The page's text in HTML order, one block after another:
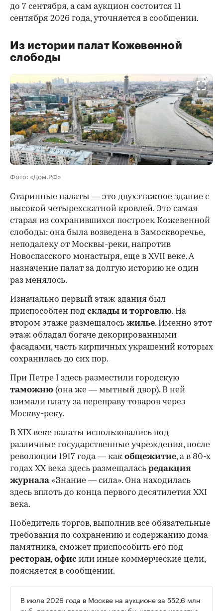
до 7 сентября, а сам аукцион состоится 11
сентября 2026 года, уточняется в сообщении.
00:00 / 00:00
Из истории палат Кожевенной
слободы
Фото: «Дом.РФ»
Старинные палаты — это двухэтажное здание с
высокой четырехскатной кровлей. Это самая
старая из сохранившихся построек Кожевенной
слободы: она была возведена в Замоскворечье,
неподалеку от Москвы-реки, напротив
Новоспасского монастыря, еще в XVII веке. А
назначение палат за долгую историю не один
раз менялось.
Изначально первый этаж здания был
приспособлен под склады и торговлю. На
втором этаже размещалось жилье. Именно этот
этаж обладал богаче декорированными
фасадами, часть кирпичных украшений которых
сохранилась до сих пор.
При Петре I здесь разместили городскую
таможню (она же — мытный двор). В ней
взимали плату за переправу товаров через
Москву-реку.
В XIX веке палаты использовались под
различные государственные учреждения, после
революции 1917 года — как общежитие, а в 80-х
годах XX века здесь размещалась редакция
журнала«Знание — сила». Она находилась
здесь вплоть до конца первого десятилетия XXI
века.
Победитель торгов, выполнив все обязательные
требования по сохранению и содержанию дома-
памятника, сможет приспособить его под
ресторан,офис или иные коммерческие цели,
поясняется в сообщении.
В июле 2026 года в Москве на аукционе за 552,6 млн